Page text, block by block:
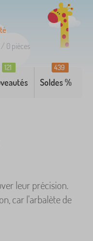
/ 0 pièces
121
Soldes %
439
leur précision.
car l'arbalète de